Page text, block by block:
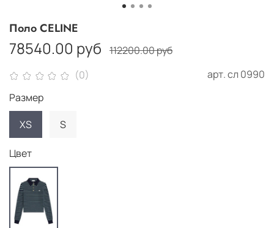
(0) арт.сл 0990
Поло CELINE
78540.00 руб 112200.00 руб
Размер
XS
S
Цвет